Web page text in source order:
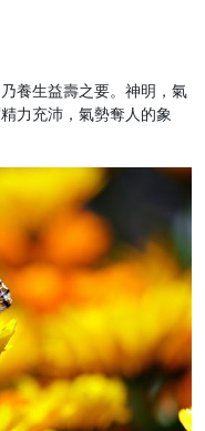
養生益壽之要。神明，氣
力充沛，氣勢奪人的象